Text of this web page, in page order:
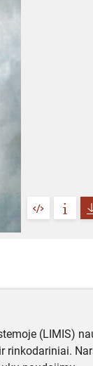
(LIMIS)
rinkodariniai.